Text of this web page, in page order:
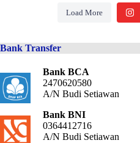
Load More
Bank Transfer
Bank BCA
2470620580
A/N Budi Setiawan
Bank BNI
0364412716
A/N Budi Setiawan